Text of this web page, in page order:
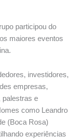
participou do
maiores eventos
investidores,
empresas,
palestras e
como Leandro
(Boca Rosa)
experiências